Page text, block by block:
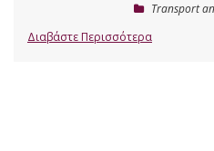
Transport
Διαβάστε Περισσότερα